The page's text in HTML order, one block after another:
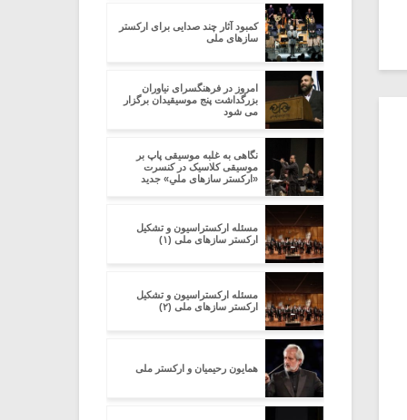
کمبود آثار چند صدایی برای ارکستر
سازهای ملی
امروز در فرهنگسرای نیاوران
بزرگداشت پنج موسیقیدان برگزار
می شود
نگاهی به غلبه موسیقی پاپ بر
موسیقی کلاسیک در کنسرت
«ارکستر سازهای ملیِ» جدید
مسئله ارکستراسیون و تشکیل
ارکستر سازهای ملی (۱)
مسئله ارکستراسیون و تشکیل
ارکستر سازهای ملی (۲)
همایون رحیمیان و ارکستر ملی